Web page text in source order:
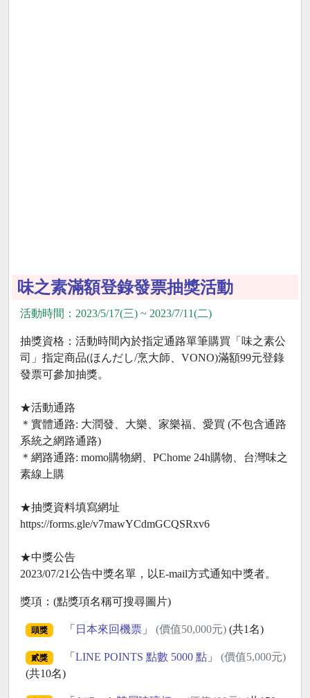
味之素滿額登錄發票抽獎活動
活動時間：2023/5/17(三) ~ 2023/7/11(二)
抽獎資格：活動時間內於指定通路單筆購買「味之素公
司」指定商品(ほんだし/烹大師、VONO)滿額99元登錄
發票可參加抽獎。
★活動通路
＊實體通路: 大潤發、大樂、家樂福、愛買 (不包含通路
系統之網路通路)
＊網路通路: momo購物網、PChome 24h購物、台灣味之
素線上購
★抽獎資料填寫網址
https://forms.gle/v7mawYCdmGCQSRxv6
★中獎公告
2023/07/21公告中獎名單，以E-mail方式通知中獎者。
獎項：(點獎項名稱可搜尋圖片)
頭獎 「 日本來回機票」 (價值50,000元)(共1名)
貳獎 「 LINE POINTS 點數 5000 點」 (價值5,000元)
(共10名)